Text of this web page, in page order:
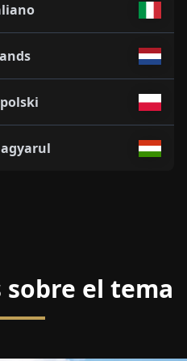
polski
el tema